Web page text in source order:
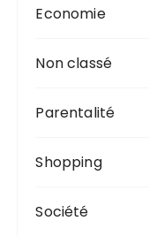
Economie
Non classé
Parentalité
Shopping
Société